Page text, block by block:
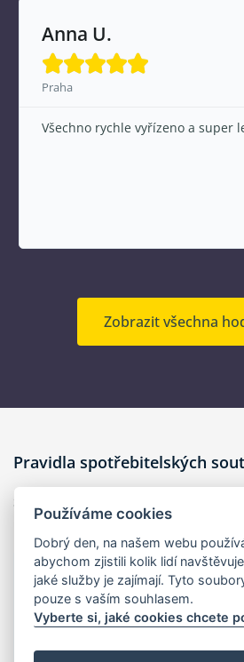
Anna U.

Praha
Všechno rychle vyřízeno a super
Zobrazit všechna
Pravidla spotřebitelských
Spotřebitelské
1. ÚVODNÍ USTANOVENÍ
Tato pravidla závazně upravují
která je určena zákazníkům
Používáme cookies
Dobrý den, na našem webu
abychom zjistili kolik lidí
jaké služby je zajímají. Tyto
pouze s vaším souhlasem.
Vyberte si, jaké cookies chcete